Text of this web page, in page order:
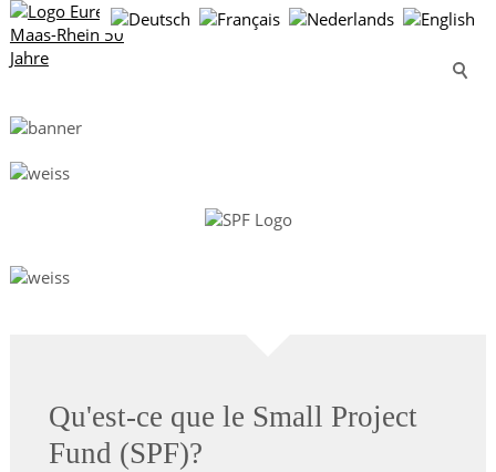
Qu'est-ce que le Small Project
Fund (SPF)?